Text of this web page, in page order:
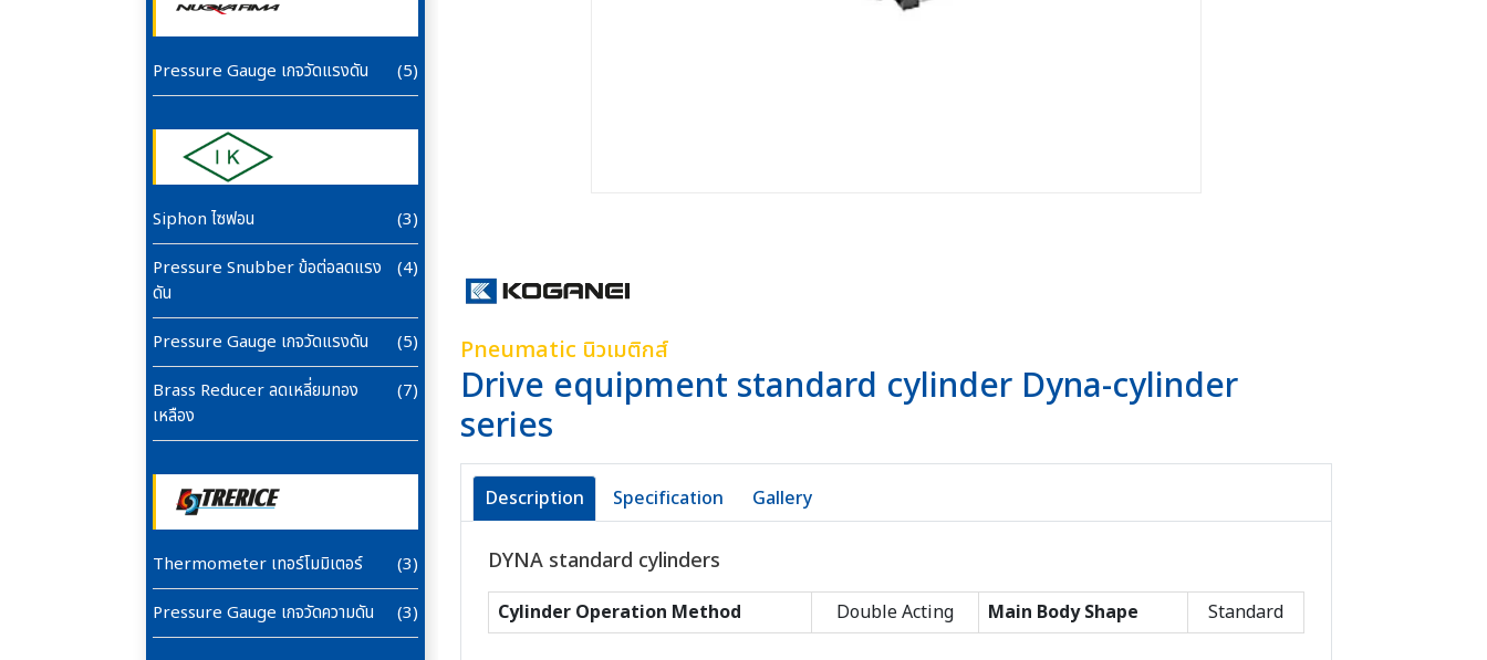
Pressure Gauge เกจวัดแรงดัน (5)
Siphon ไซฟอน
(3)
Pressure Snubber ข้อต่อลดแรง
ดัน
(4)
Pressure Gauge เกจวัดแรงดัน
(5)
Brass Reducer ลดเหลี่ยมทอง
เหลือง
(7)
Thermometer เทอร์โมมิเตอร์
(3)
Pressure Gauge เกจวัดความดัน
(3)
Pneumatic นิวเมติกส์
Drive equipment standard cylinder Dyna-cylinder
series
Description Specification Gallery
DYNA standard cylinders
Cylinder Operation Method Double Acting Main Body Shape Standard